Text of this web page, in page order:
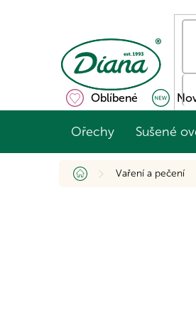
Oblíbené
Ořechy Sušené
Domů Vaření a pečení